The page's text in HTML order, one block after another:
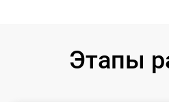
Этапы